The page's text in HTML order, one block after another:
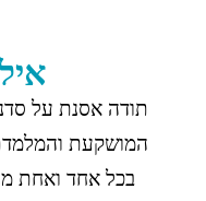
תודה אסנת על
המושקעת
בכל אחד ואחת